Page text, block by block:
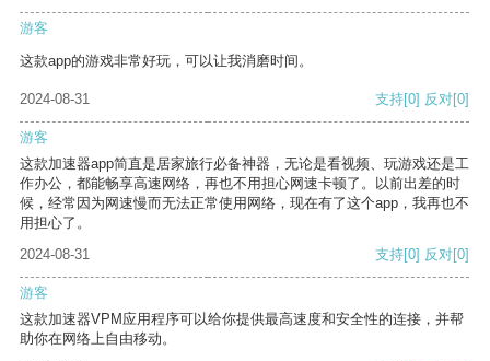
游客
这款app的游戏非常好玩，可以让我消磨时间。
2024-08-31 支持[0] 反对[0]
游客
这款加速器app简直是居家旅行必备神器，无论是看视频、玩游戏还是工
作办公，都能畅享高速网络，再也不用担心网速卡顿了。以前出差的时
候，经常因为网速慢而无法正常使用网络，现在有了这个app，我再也不
用担心了。
2024-08-31
支持[0] 反对[0]
游客
这款加速器VPM应用程序可以给你提供最高速度和安全性的连接，并帮
助你在网络上自由移动。